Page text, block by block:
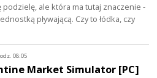
ale która ma tutaj znaczenie -
pływającą. Czy to łódka, czy
08:05
Market Simulator [PC]